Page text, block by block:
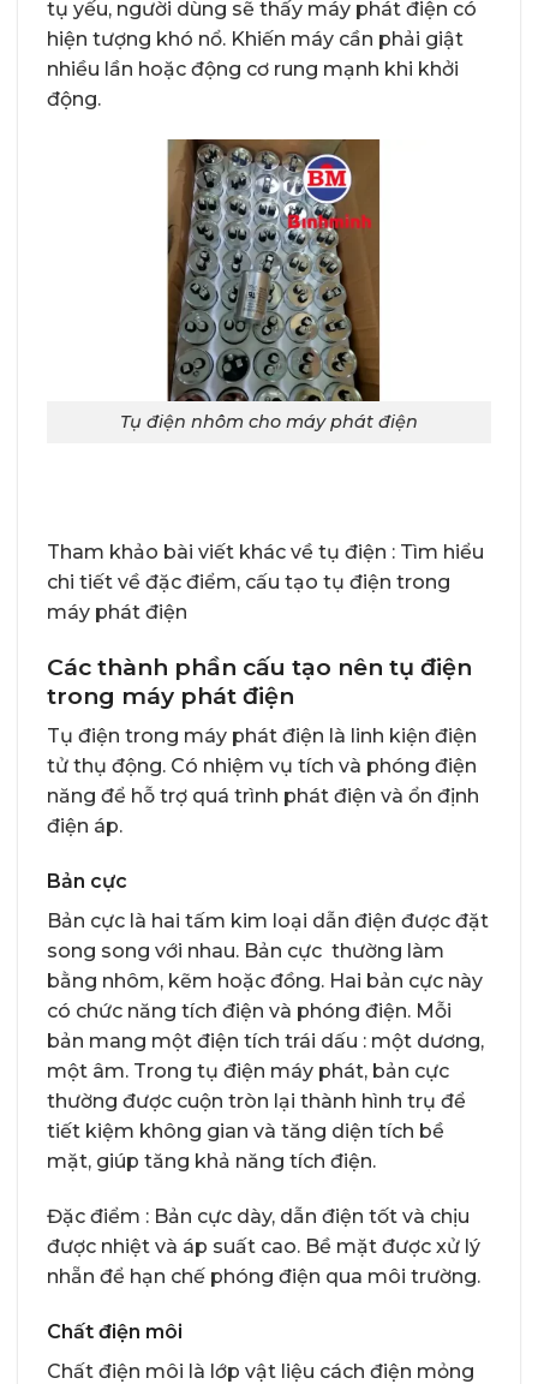
tụ yếu, người dùng sẽ thấy máy phát điện có
hiện tượng khó nổ. Khiến máy cần phải giật
nhiều lần hoặc động cơ rung mạnh khi khởi
động.
Tụ điện nhôm cho máy phát điện
Tham khảo bài viết khác về tụ điện : Tìm hiểu
chi tiết về đặc điểm, cấu tạo tụ điện trong
máy phát điện
Các thành phần cấu tạo nên tụ điện
trong máy phát điện
Tụ điện trong máy phát điện là linh kiện điện
tử thụ động. Có nhiệm vụ tích và phóng điện
năng để hỗ trợ quá trình phát điện và ổn định
điện áp.
Bản cực
Bản cực là hai tấm kim loại dẫn điện được đặt
song song với nhau. Bản cực thường làm
bằng nhôm, kẽm hoặc đồng. Hai bản cực này
có chức năng tích điện và phóng điện. Mỗi
bản mang một điện tích trái dấu : một dương,
một âm. Trong tụ điện máy phát, bản cực
thường được cuộn tròn lại thành hình trụ để
tiết kiệm không gian và tăng diện tích bề
mặt, giúp tăng khả năng tích điện.
Đặc điểm : Bản cực dày, dẫn điện tốt và chịu
được nhiệt và áp suất cao. Bề mặt được xử lý
nhẵn để hạn chế phóng điện qua môi trường.
Chất điện môi
Chất điện môi là lớp vật liệu cách điện mỏng